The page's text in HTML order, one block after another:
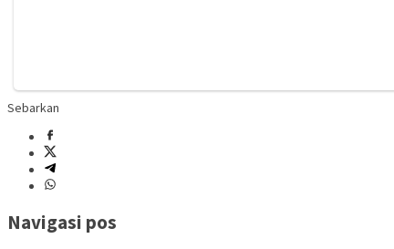
Sebarkan
Navigasi pos